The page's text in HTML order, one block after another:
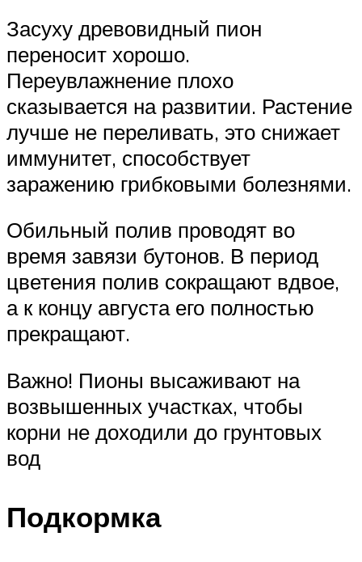
Засуху древовидный пион
переносит хорошо.
Переувлажнение плохо
сказывается на развитии. Растение
лучше не переливать, это снижает
иммунитет, способствует
заражению грибковыми болезнями.
Обильный полив проводят во
время завязи бутонов. В период
цветения полив сокращают вдвое,
а к концу августа его полностью
прекращают.
Важно! Пионы высаживают на
возвышенных участках, чтобы
корни не доходили до грунтовых
вод
Подкормка